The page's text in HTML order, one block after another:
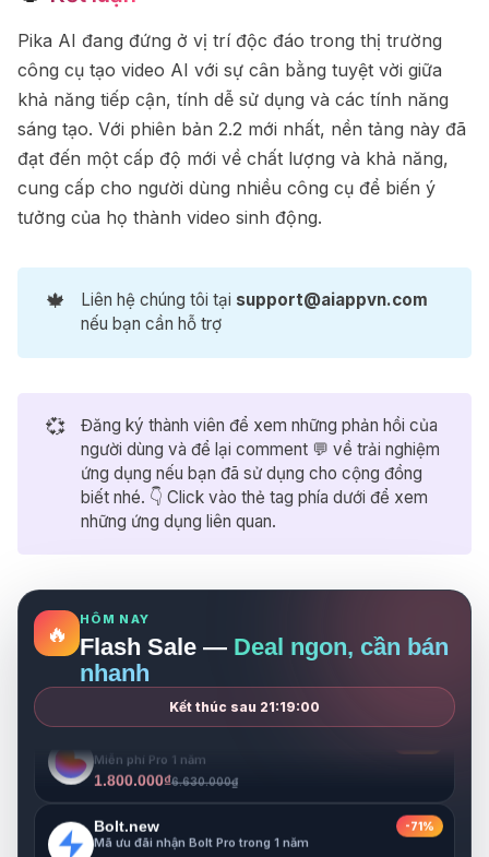
Pika AI đang đứng ở vị trí độc đáo trong thị trường
công cụ tạo video AI với sự cân bằng tuyệt vời giữa
khả năng tiếp cận, tính dễ sử dụng và các tính năng
sáng tạo. Với phiên bản 2.2 mới nhất, nền tảng này đã
đạt đến một cấp độ mới về chất lượng và khả năng,
cung cấp cho người dùng nhiều công cụ để biến ý
tưởng của họ thành video sinh động.
🍁 Liên hệ chúng tôi tại support@aiappvn.com
nếu bạn cần hỗ trợ
💞
Đăng ký thành viên để xem những phản hồi của
người dùng và để lại comment 💬 về trải nghiệm
ứng dụng nếu bạn đã sử dụng cho cộng đồng
biết nhé. 👇 Click vào thẻ tag phía dưới để xem
những ứng dụng liên quan.
🔥
HÔM NAY
Flash Sale — Deal ngon, cần bán
nhanh
Kết thúc sau 21:18:57
-64%
Higgsfield
Miễn phí 1 năm sử dụng gói Pro
3.500.000₫9.700.000₫
Gamma
Miễn phí Pro 1 năm
1.800.000₫5.680.000₫
Bolt.new
Mã ưu đãi nhận Bolt Pro trong 1 năm
1.800.000₫